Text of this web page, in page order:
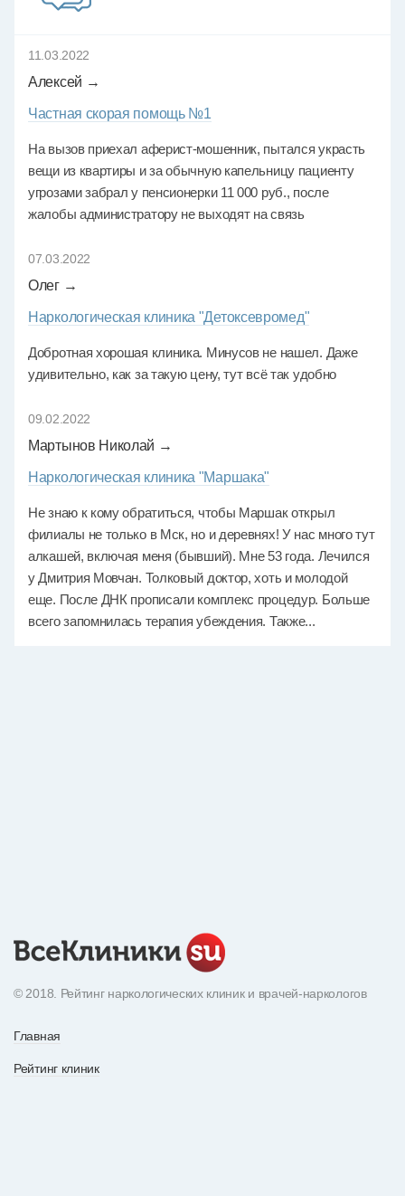
11.03.2022
Алексей →
Частная скорая помощь №1
На вызов приехал аферист-мошенник, пытался украсть
вещи из квартиры и за обычную капельницу пациенту
угрозами забрал у пенсионерки 11 000 руб., после
жалобы администратору не выходят на связь
07.03.2022
Олег →
Наркологическая клиника "Детоксевромед"
Добротная хорошая клиника. Минусов не нашел. Даже
удивительно, как за такую цену, тут всё так удобно
09.02.2022
Мартынов Николай →
Наркологическая клиника "Маршака"
Не знаю к кому обратиться, чтобы Маршак открыл
филиалы не только в Мск, но и деревнях! У нас много тут
алкашей, включая меня (бывший). Мне 53 года. Лечился
у Дмитрия Мовчан. Толковый доктор, хоть и молодой
еще. После ДНК прописали комплекс процедур. Больше
всего запомнилась терапия убеждения. Также...
© 2018. Рейтинг наркологических клиник и врачей-наркологов
Главная
Рейтинг клиник